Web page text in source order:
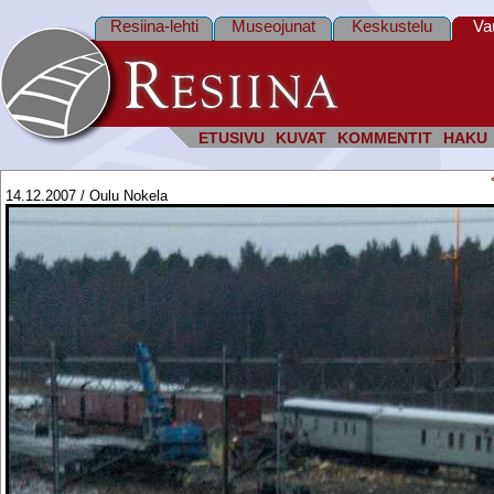
ETUSIVU KUVAT KOMMENTIT HAKU
Resiina-lehti Museojunat Keskustelu
14.12.2007 / Oulu Nokela